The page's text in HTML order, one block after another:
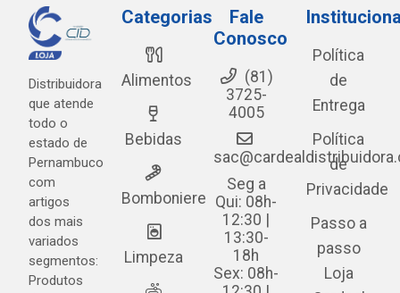
Distribuidora
que atende
todo o
estado de
Pernambuco
com
artigos
dos mais
variados
segmentos:
Produtos
Categorias
Alimentos
Bebidas
Bomboniere
Limpeza
Fale
Conosco
(81)
3725-
4005
Seg a
Qui: 08h-
12:30 |
13:30-
18h
Sex: 08h-
Política
de
Entrega
Política
de
Privacidade
Passo a
passo
Loja